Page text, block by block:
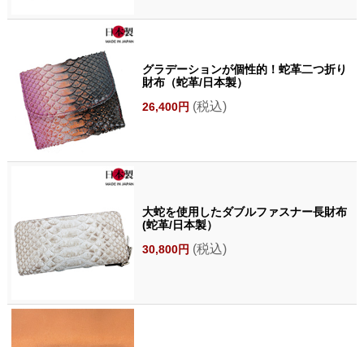
グラデーションが個性的！蛇革二つ折り
財布（蛇革/日本製）
26,400円 (税込)
大蛇を使用したダブルファスナー長財布
(蛇革/日本製）
30,800円 (税込)